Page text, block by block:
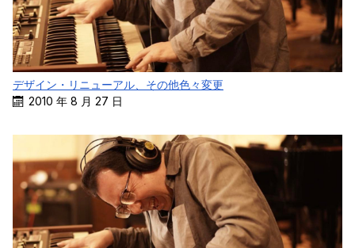
デザイン・リニューアル、その他色々変更
2010 年 8 月 27 日